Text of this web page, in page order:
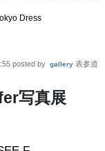
Dress
posted by gallery 表参道
写真展